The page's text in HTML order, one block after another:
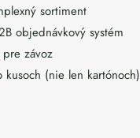
sortiment
objednávkový systém
závoz
(nie len kartónoch)